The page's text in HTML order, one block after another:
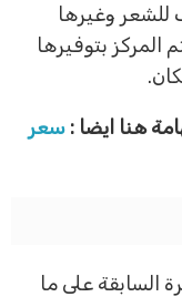
وغيرها
بتوفيرها
هنا ايضا :سعر
على ما